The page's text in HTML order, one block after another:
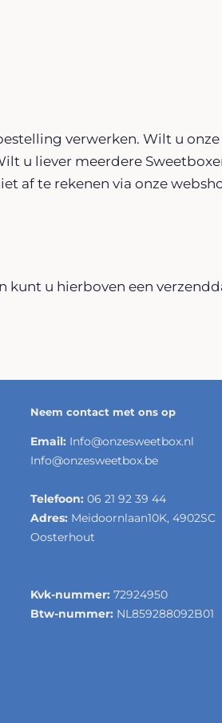
verwerken. Wilt u
u liever meerdere
af te rekenen via onze
u hierboven een
Neem contact met ons op
Email: Info@onzesweetbox.nl
Info@onzesweetbox.be
Telefoon: 06 21 92 39 44
Adres: Meidoornlaan10K, 4902SC
Oosterhout
Kvk-nummer: 72924950
Btw-nummer: NL859288092B01